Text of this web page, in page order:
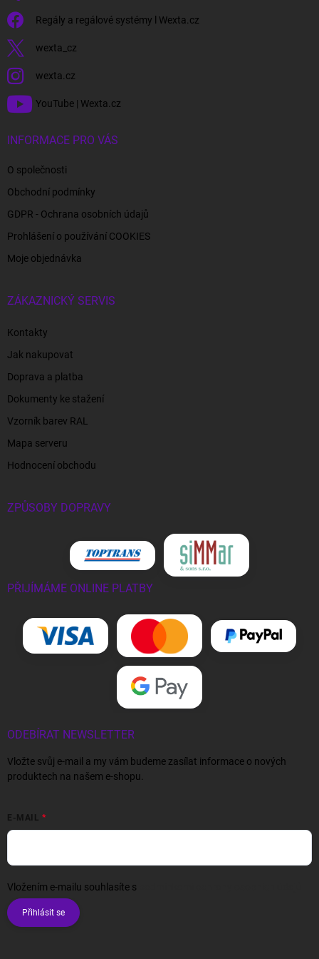
Regály a regálové systémy l Wexta.cz
wexta_cz
wexta.cz
YouTube | Wexta.cz
INFORMACE PRO VÁS
O společnosti
Obchodní podmínky
GDPR - Ochrana osobních údajů
Prohlášení o používání COOKIES
Moje objednávka
ZÁKAZNICKÝ SERVIS
Kontakty
Jak nakupovat
Doprava a platba
Dokumenty ke stažení
Vzorník barev RAL
Mapa serveru
Hodnocení obchodu
ZPŮSOBY DOPRAVY
PŘIJÍMÁME ONLINE PLATBY
ODEBÍRAT NEWSLETTER
Vložte svůj e-mail a my vám budeme zasílat informace o nových
produktech na našem e-shopu.
E-MAIL
Vložením e-mailu souhlasíte s
Přihlásit se